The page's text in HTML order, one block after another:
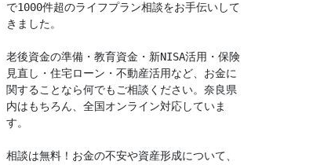
で1000件超のライフプラン相談をお手伝いして
きました。
老後資金の準備・教育資金・新NISA活用・保険
見直し・住宅ローン・不動産活用など、お金に
関することなら何でもご相談ください。奈良県
内はもちろん、全国オンライン対応していま
す。
相談は無料！お金の不安や資産形成について、